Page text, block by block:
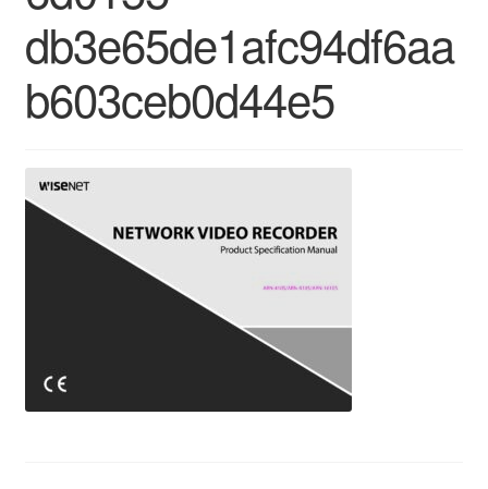
Support
db3e65de1afc94df6aa
b603ceb0d44e5